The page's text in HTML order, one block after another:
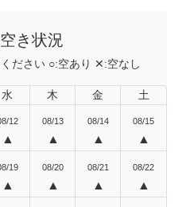
き状況
ださい ○:空あり ✕:空なし
水 木 金 土
12
▲
08/13
▲
08/14
▲
08/15
▲
19
▲
08/20
▲
08/21
▲
08/22
▲